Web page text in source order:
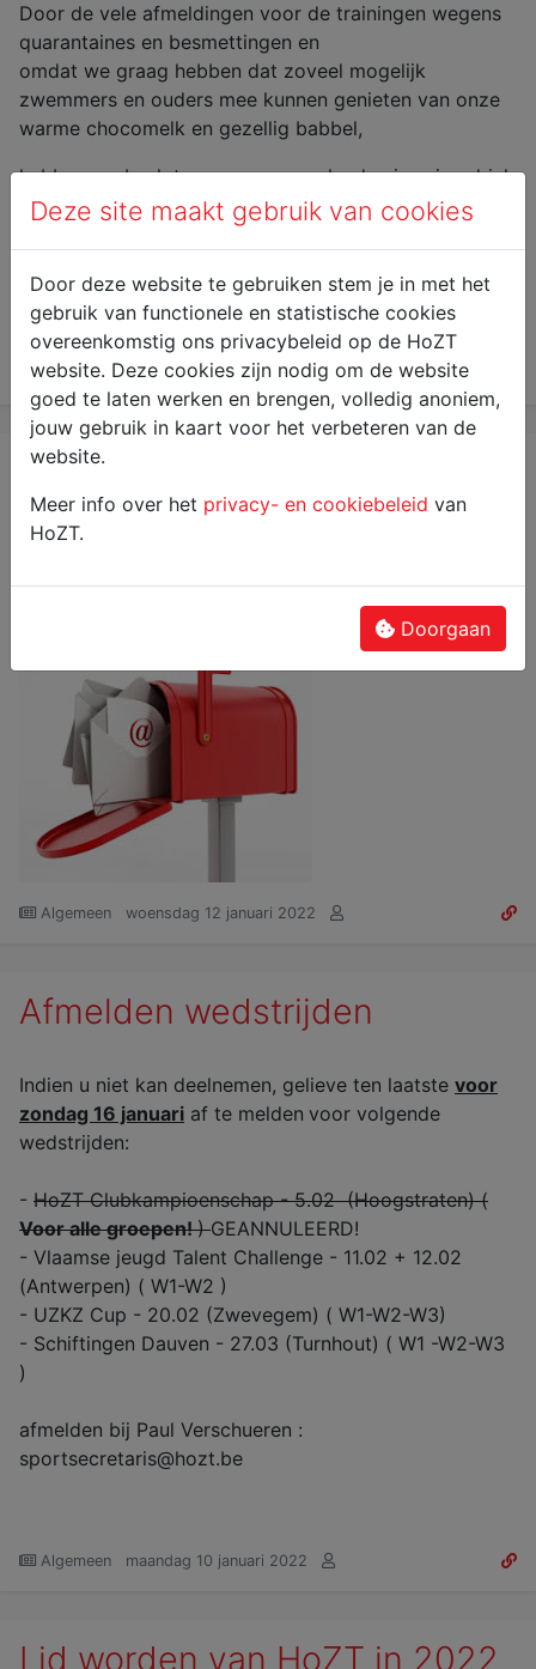
Door de vele afmeldingen voor de trainingen wegens
quarantaines en besmettingen en
omdat we graag hebben dat zoveel mogelijk
zwemmers en ouders mee kunnen genieten van onze
warme chocomelk en gezellig babbel,
hebben we besloten om onze geplande nieuwjaardrink
morgen, met een weekje uit te stellen.
Nieuwe datum : woensdag 26 januari 2022 18u-21u ,
naast het zwembad ter hoogte van de looppiste.
Algemeen dinsdag 18 januari 2022
NIEUWSBRIEF JANUARI
Onze maandelijkse nieuwsbrief boordevol HoZT-
weetjes zit vanaf vandaag weer in jullie mailbox!
Niets ontvangen? check zeker ook je spam...
Algemeen woensdag 12 januari 2022
Afmelden wedstrijden
Indien u niet kan deelnemen, gelieve ten laatste voor
zondag 16 januari af te melden voor volgende
wedstrijden:
- HoZT Clubkampioenschap - 5.02 (Hoogstraten) (
Voor alle groepen!)GEANNULEERD!
- Vlaamse jeugd Talent Challenge - 11.02 + 12.02
(Antwerpen) ( W1-W2 )
- UZKZ Cup - 20.02 (Zwevegem) ( W1-W2-W3)
- Schiftingen Dauven - 27.03 (Turnhout) ( W1 -W2-W3
)
afmelden bij Paul Verschueren :
sportsecretaris@hozt.be
Algemeen maandag 10 januari 2022
Lid worden van HoZT in 2022
Deze site maakt gebruik van cookies
Door deze website te gebruiken stem je in met het
gebruik van functionele en statistische cookies
overeenkomstig ons privacybeleid op de HoZT
website. Deze cookies zijn nodig om de website
goed te laten werken en brengen, volledig anoniem,
jouw gebruik in kaart voor het verbeteren van de
website.
Meer info over het privacy- en cookiebeleid van
HoZT.
Doorgaan